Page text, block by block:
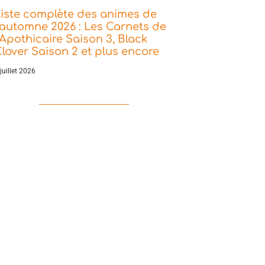
complète des animes de
2026 : Les Carnets de
Saison 3, Black
Saison 2 et plus encore
2026